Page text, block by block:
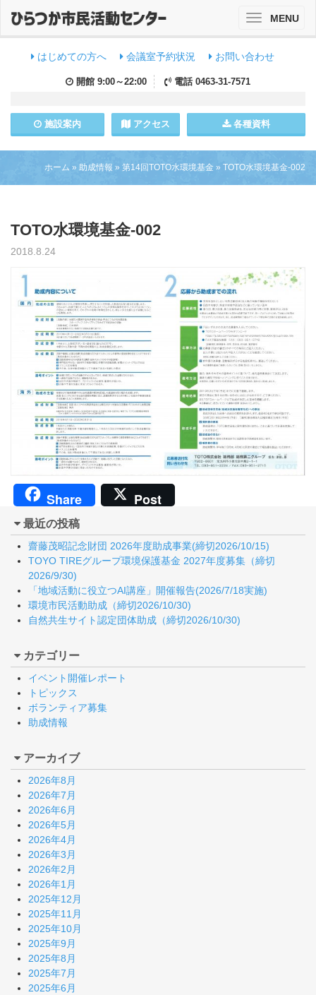
はじめての方へ 会議室予約状況 お問い合わせ
開館 9:00～22:00 電話 0463-31-7571
施設案内 アクセス 各種資料
ToggleMENU
ホーム » 助成情報 » 第14回TOTO水環境基金 » TOTO水環境基金-002
TOTO水環境基金-002
2018.8.24
Share Post
最近の投稿
齋藤茂昭記念財団 2026年度助成事業(締切2026/10/15)
TOYO TIREグループ環境保護基金 2027年度募集（締切
2026/9/30)
「地域活動に役立つAI講座」開催報告(2026/7/18実施)
環境市民活動助成（締切2026/10/30)
自然共生サイト認定団体助成（締切2026/10/30)
カテゴリー
イベント開催レポート
トピックス
ボランティア募集
助成情報
アーカイブ
2026年8月
2026年7月
2026年6月
2026年5月
2026年4月
2026年3月
2026年2月
2026年1月
2025年12月
2025年11月
2025年10月
2025年9月
2025年8月
2025年7月
2025年6月